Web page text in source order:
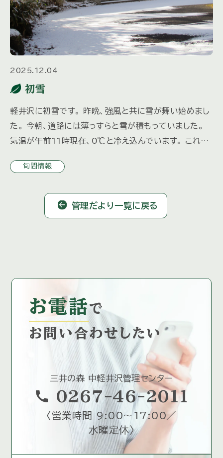
2025.12.04
初雪
軽井沢に初雪です。 昨晩、強風と共に雪が舞い始めまし
た。 今朝、道路には薄っすらと雪が積もっていました。
気温が午前11時現在、0℃と冷え込んでいます。 これか
チェーン […]
旬間情報
管理だより一覧に戻る
お電話で
お問い合わせしたい
三井の森 中軽井沢管理センター
call 0267-46-2011
〈 営業時間 9:00～17:00／
水曜定休〉